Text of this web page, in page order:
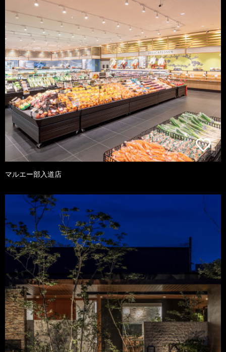
マルエー部入道店